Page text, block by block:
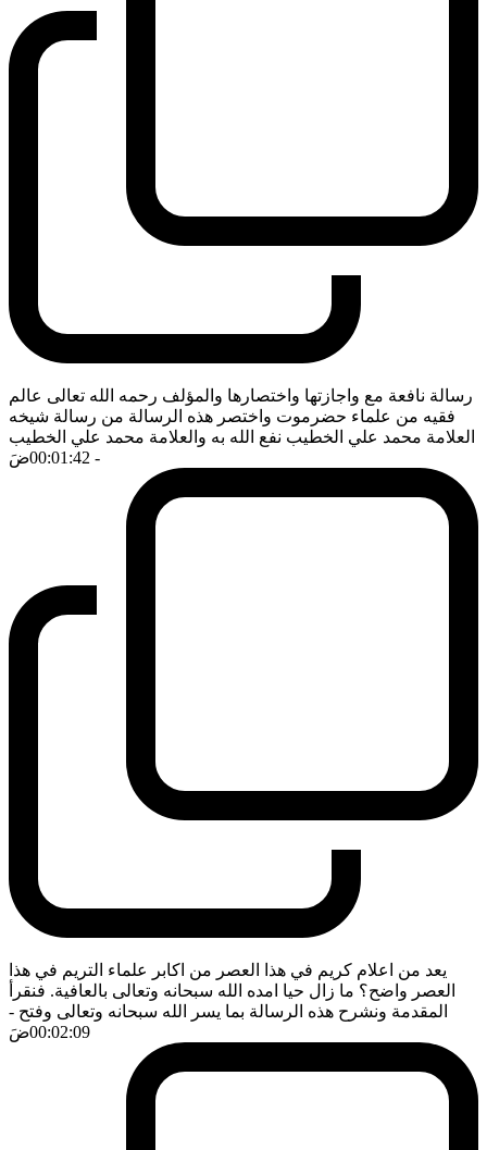
رسالة نافعة مع واجازتها واختصارها والمؤلف رحمه الله تعالى عالم
فقيه من علماء حضرموت واختصر هذه الرسالة من رسالة شيخه
العلامة محمد علي الخطيب نفع الله به والعلامة محمد علي الخطيب
- 00:01:42
ضَ
يعد من اعلام كريم في هذا العصر من اكابر علماء التريم في هذا
العصر واضح؟ ما زال حيا امده الله سبحانه وتعالى بالعافية. فنقرأ
المقدمة ونشرح هذه الرسالة بما يسر الله سبحانه وتعالى وفتح -
00:02:09ضَ